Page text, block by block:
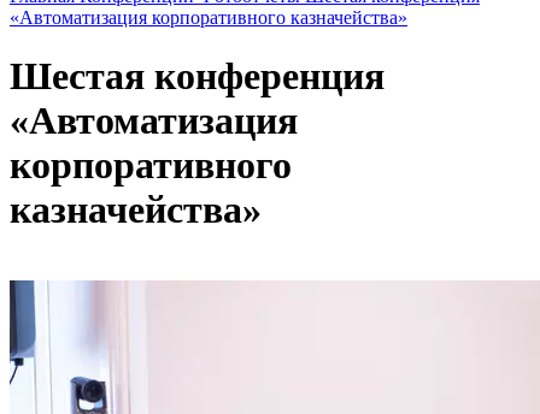
«Автоматизация корпоративного казначейства»
Шестая конференция
«Автоматизация
корпоративного
казначейства»